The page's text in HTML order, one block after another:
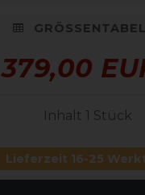
379,00
Inhalt 1 Stück
Lieferzeit 16-25